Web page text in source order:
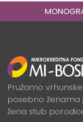
Pružamo
posebno ženama
žena stub